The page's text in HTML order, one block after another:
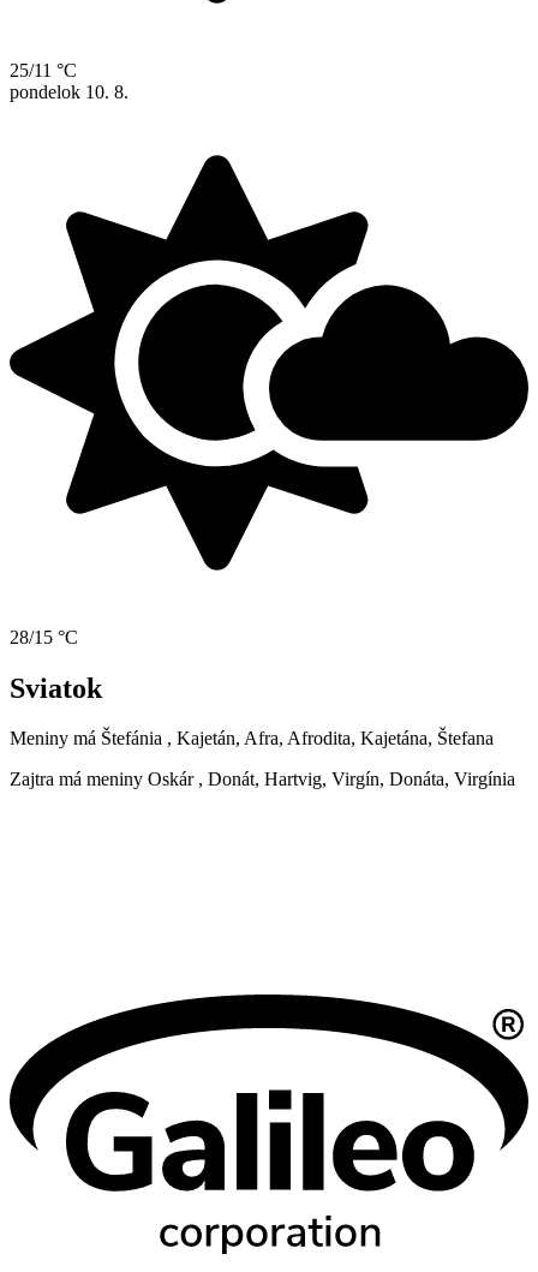
25/11 °C
pondelok 10. 8.
28/15 °C
Sviatok
Meniny má Štefánia , Kajetán, Afra, Afrodita, Kajetána, Štefana
Zajtra má meniny Oskár , Donát, Hartvig, Virgín, Donáta, Virgínia